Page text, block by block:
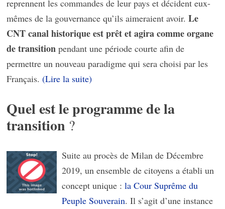
reprennent les commandes de leur pays et décident eux-
mêmes de la gouvernance qu’ils aimeraient avoir.Le
CNT canal historique est prêt et agira comme organe
de transition pendant une période courte afin de
permettre un nouveau paradigme qui sera choisi par les
Français.(Lire la suite)
Quel est le programme de la
transition ?
Suite au procès de Milan de Décembre
2019, un ensemble de citoyens a établi un
concept unique :la Cour Suprême du
Peuple Souverain. Il s’agit d’une instance